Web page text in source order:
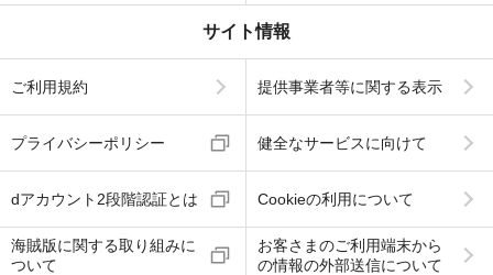
サイト情報
ご利用規約 提供事業者等に関する表示
プライバシーポリシー 健全なサービスに向けて
dアカウント2段階認証とは Cookieの利用について
海賊版に関する取り組みに
ついて
お客さまのご利用端末から
の情報の外部送信について